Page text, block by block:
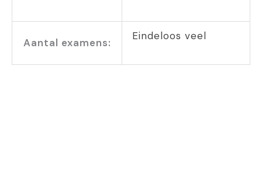
Aantal examens:
Eindeloos veel